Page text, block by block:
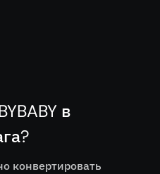
в
конвертировать